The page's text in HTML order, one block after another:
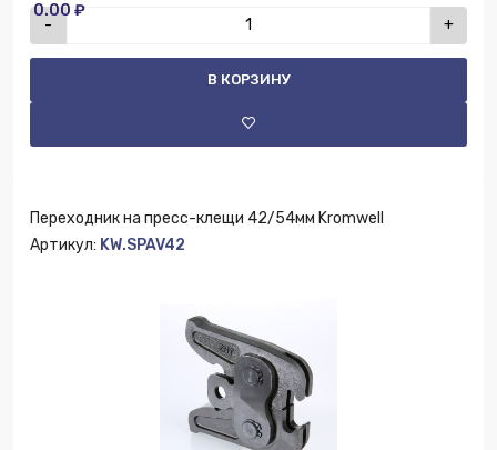
0.00 ₽
- +
В КОРЗИНУ
Переходник на пресс-клещи 42/54мм Kromwell
Артикул: KW.SPAV42